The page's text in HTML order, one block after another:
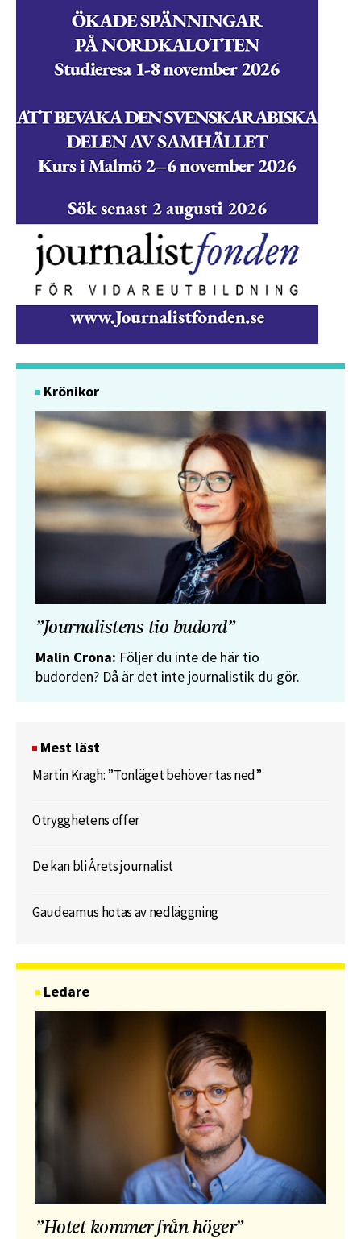
Krönikor
”Journalistens tio budord”
Malin Crona: Följer du inte de här tio
budorden? Då är det inte journalistik du gör.
Mest läst
Martin Kragh: ”Tonläget behöver tas ned”
Otrygghetens offer
De kan bli Årets journalist
Gaudeamus hotas av nedläggning
Ledare
”Hotet kommer från höger”